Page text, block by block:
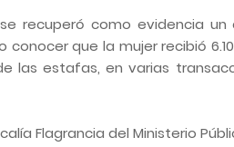
recuperó como evidencia un
conocer que la mujer recibió
las estafas, en varias
Flagrancia del Ministerio